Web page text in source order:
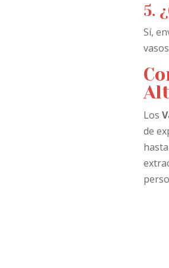
5.
Sí,
Los
de